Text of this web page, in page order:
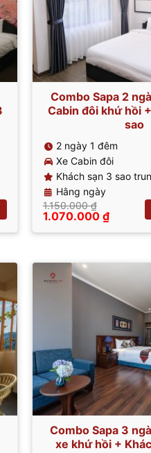
Combo Sapa 2
Cabin đôi khứ hồi
sao
2 ngày 1 đêm
Xe Cabin đôi
Khách sạn 3 sao
Hằng ngày
1.150.000₫
Giá
là:
1.070.000 ₫Giá
hiện
tại
Combo Sapa 3
xe khứ hồi +